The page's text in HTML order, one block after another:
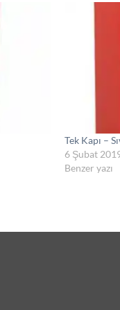
Tek Kapı –
6 Şubat
Benzer yazı